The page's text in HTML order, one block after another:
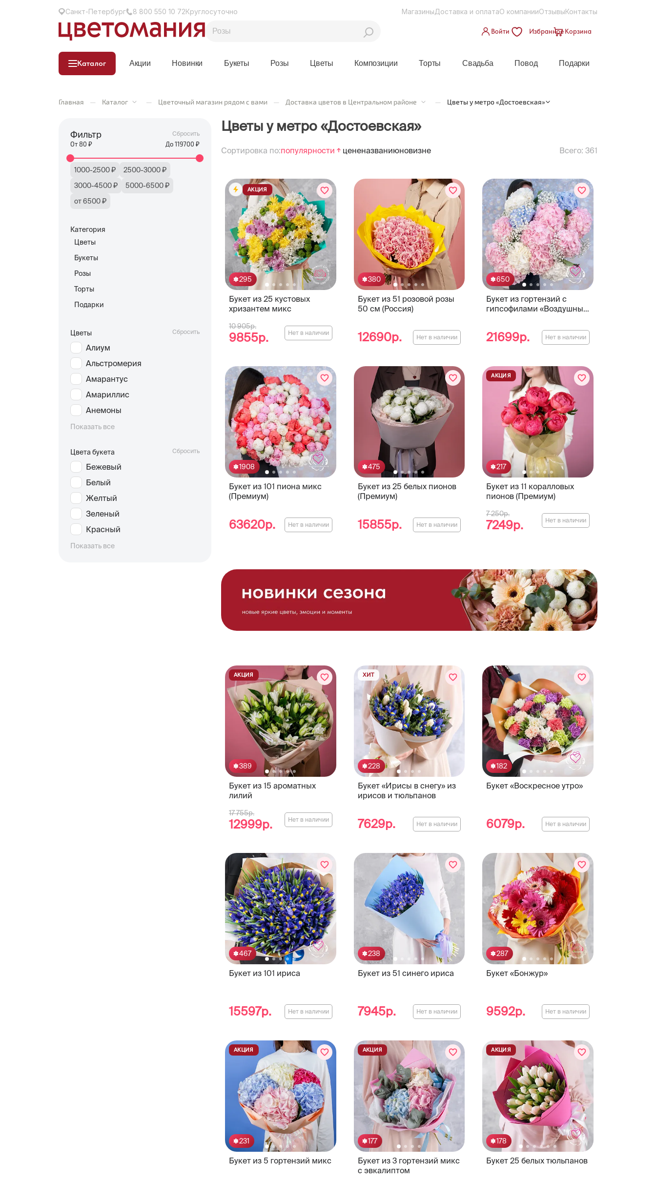
Санкт-Петербург 8 800 550 10 72Круглосуточно МагазиныДоставка и оплатаО компанииОтзывыКонтакты
Войти ИзбранноеКорзина
Каталог Акции Новинки Букеты Розы Цветы Композиции Торты Свадьба Повод Подарки
Главная — Каталог — Цветочный магазин рядом с вами — Доставка цветов в Центральном районе — Цветы у метро «Достоевская»
Фильтр Сбросить
От 80 ₽ До119700 ₽
1000-2500 ₽
2500-3000 ₽
3000-4500 ₽
5000-6500 ₽
от 6500 ₽
Категория
Цветы
Букеты
Розы
Торты
Подарки
Цветы Сбросить
Алиум
Альстромерия
Амарантус
Амариллис
Анемоны
Показать все
Цвета букета Сбросить
Бежевый
Белый
Желтый
Зеленый
Красный
Показать все
Цветы у метро «Достоевская»
Сортировка по:популярности цененазваниюновизне Всего: 361
295
Букет из 25 кустовых
хризантем микс
АКЦИЯ
10 905р.
9855р. Нет в наличии
380
Букет из 51 розовой розы
50 см (Россия)
12690р. Нет в наличии
650
Букет из гортензий с
гипсофилами «Воздушный
21699р. Нет в наличии
1908
Букет из 101 пиона микс
(Премиум)
63620р. Нет в наличии
475
Букет из 25 белых пионов
(Премиум)
15855р. Нет в наличии
217
Букет из 11 коралловых
пионов (Премиум)
АКЦИЯ
7 250р.
7249р. Нет в наличии
389
Букет из 15 ароматных
лилий
АКЦИЯ
17 755р.
12999р. Нет в наличии
228
Букет «Ирисы в снегу» из
ирисов и тюльпанов
ХИТ
7629р. Нет в наличии
182
Букет «Воскресное утро»
6079р. Нет в наличии
467
Букет из 101 ириса
15597р. Нет в наличии
238
Букет из 51 синего ириса
7945р. Нет в наличии
287
Букет «Бонжур»
9592р. Нет в наличии
231
Букет из 5 гортензий микс
АКЦИЯ
177
Букет из 3 гортензий микс
с эвкалиптом
АКЦИЯ
178
Букет 25 белых тюльпанов
АКЦИЯ